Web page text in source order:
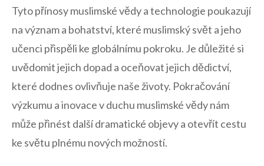
Tyto přínosy muslimské vědy a technologie poukazují‍
na význam a bohatství, které muslimský svět a jeho
učenci přispěli ke​ globálnímu pokroku. Je důležité si
uvědomit jejich dopad a oceňovat jejich dědictví,⁣
které dodnes ovlivňuje naše životy. Pokračování
výzkumu a ⁢inovace v ⁣duchu muslimské vědy nám
může přinést další dramatické objevy ⁤a otevřít cestu
ke světu plnému nových možností.